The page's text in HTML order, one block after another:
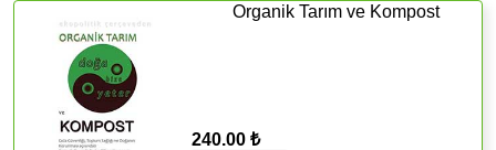
Organik Tarım ve Kompost
240.00 ₺